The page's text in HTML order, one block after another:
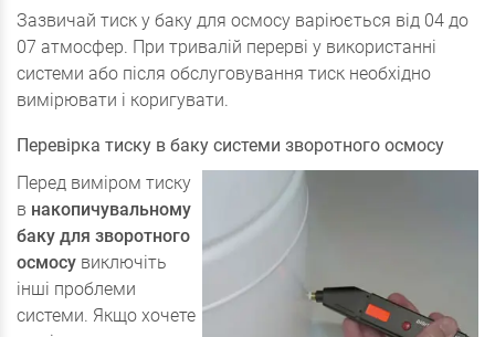
Зазвичай тиск у баку для осмосу варіюється від 04 до
07 атмосфер. При тривалій перерві у використанні
системи або після обслуговування тиск необхідно
вимірювати і коригувати.
Перевірка тиску в баку системи зворотного осмосу
Перед виміром тиску
в накопичувальному
баку для зворотного
осмосу виключіть
інші проблеми
системи. Якщо хочете